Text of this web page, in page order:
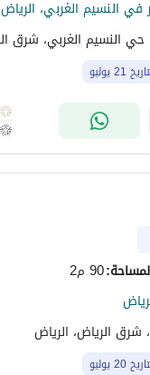
النسيم الغربي، الرياض
:90 م2
شرق الرياض، الرياض